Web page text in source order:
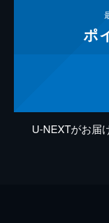
ポ
U-NEXTがお届